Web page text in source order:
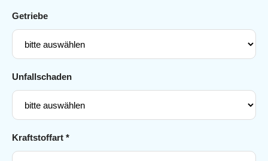
Getriebe
Unfallschaden
Kraftstoffart *